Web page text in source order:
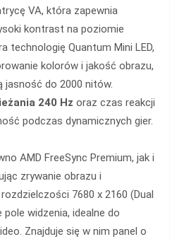
VA, która zapewnia
kontrast na poziomie
technologię Quantum Mini LED,
kolorów i jakość obrazu,
jasność do 2000 nitów.
240 Hz oraz czas reakcji
podczas dynamicznych gier.
AMD FreeSync Premium, jak i
zrywanie obrazu i
7680 x 2160 (Dual
widzenia, idealne do
Znajduje się w nim panel o